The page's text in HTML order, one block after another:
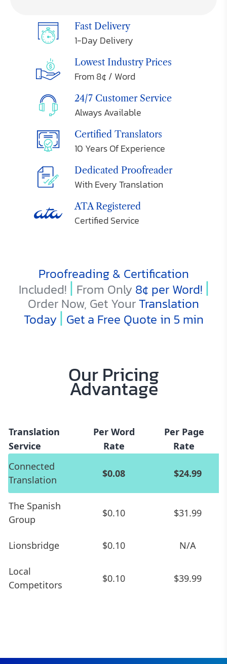
Fast Delivery
1-Day Delivery
Lowest Industry Prices
From 8¢ / Word
24/7 Customer Service
Always Available
Certified Translators
10 Years Of Experience
Dedicated Proofreader
With Every Translation
ATA Registered
Certified Service
Proofreading & Certification
Included! | From Only 8¢ per Word! |
Order Now, Get YourTranslation
Today | Get a Free Quote in 5 min
Our Pricing
Advantage
Translation
Service
Per Word
Rate
Per Page
Rate
Connected
Translation
$0.08 $24.99
The Spanish
Group
$0.10 $31.99
Lionsbridge $0.10 N/A
Local
Competitors
$0.10 $39.99